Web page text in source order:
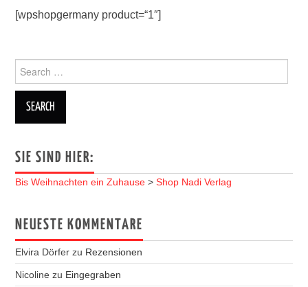
PRÄSENTATION
MAKING OF
EBOOK
GALERIE
[wpshopgermany product=“1″]
for:
SIE SIND HIER:
Bis Weihnachten ein Zuhause >Shop Nadi Verlag
NEUESTE KOMMENTARE
Elvira Dörfer zu Rezensionen
Nicoline zu Eingegraben